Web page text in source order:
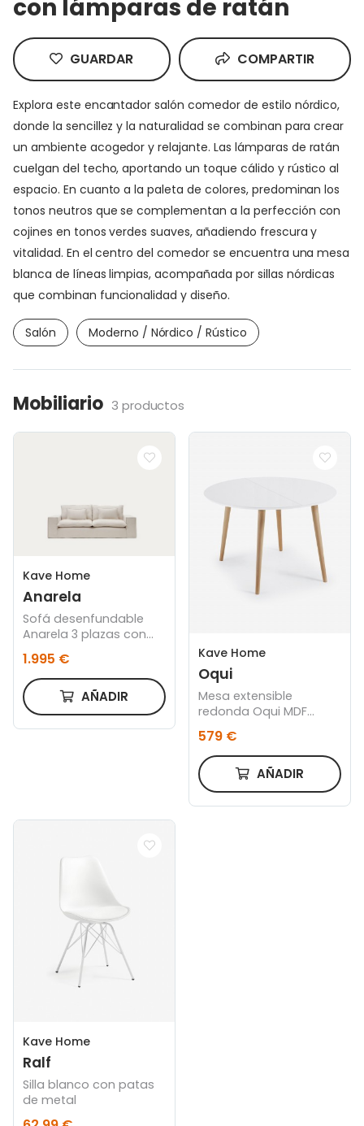
con lámparas de ratán
GUARDAR COMPARTIR
Explora este encantador salón comedor de estilo nórdico,
donde la sencillez y la naturalidad se combinan para crear
un ambiente acogedor y relajante. Las lámparas de ratán
cuelgan del techo, aportando un toque cálido y rústico al
espacio. En cuanto a la paleta de colores, predominan los
tonos neutros que se complementan a la perfección con
cojines en tonos verdes suaves, añadiendo frescura y
vitalidad. En el centro del comedor se encuentra una mesa
blanca de líneas limpias, acompañada por sillas nórdicas
que combinan funcionalidad y diseño.
Salón Moderno / Nórdico / Rústico
Mobiliario 3 productos
Kave Home
Anarela
Sofá desenfundable
Anarela 3 plazas con
280 cm
1.995 €
AÑADIR
Kave Home
Oqui
Mesa extensible
redonda Oqui MDF
madera maciza haya
120(200)x120 cm
579 €
AÑADIR
Kave Home
Ralf
Silla blanco con patas
de metal